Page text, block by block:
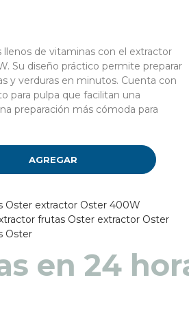
llenos de vitaminas con el extractor
Su diseño práctico permite preparar
y verduras en minutos. Cuenta con
para pulpa que facilitan una
preparación más cómoda para
AGREGAR
Oster extractor Oster 400W
frutas Oster extractor Oster
Oster
en 24